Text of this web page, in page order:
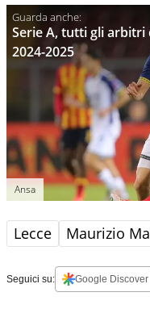
Serie A, tutti gli arbitri
2024-2025
Ansa
Lecce Maurizio
Seguici su: Google Discover